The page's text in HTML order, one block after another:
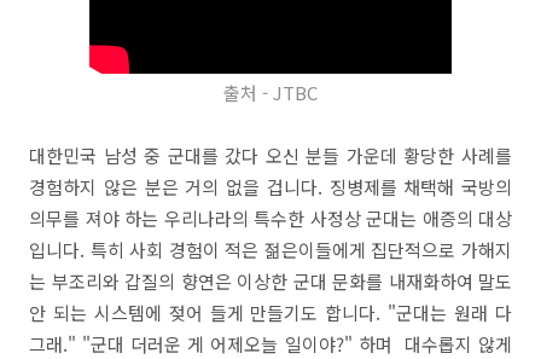
출처 - JTBC
대한민국 남성 중 군대를 갔다 오신 분들 가운데 황당한 사례를
경험하지 않은 분은 거의 없을 겁니다. 징병제를 채택해 국방의
의무를 져야 하는 우리나라의 특수한 사정상 군대는 애증의 대상
입니다. 특히 사회 경험이 적은 젊은이들에게 집단적으로 가해지
는 부조리와 갑질의 향연은 이상한 군대 문화를 내재화하여 말도
안 되는 시스템에 젖어 들게 만들기도 합니다. "군대는 원래 다
그래." "군대 더러운 게 어제오늘 일이야?" 하며 대수롭지 않게